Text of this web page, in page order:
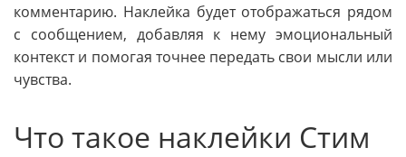
комментарию. Наклейка будет отображаться рядом
с сообщением, добавляя к нему эмоциональный
контекст и помогая точнее передать свои мысли или
чувства.
Что такое наклейки Стим